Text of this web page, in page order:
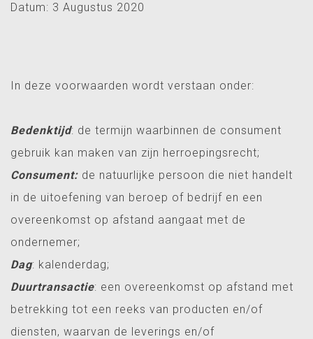
Datum: 3 Augustus 2020
In deze voorwaarden wordt verstaan onder:
Bedenktijd: de termijn waarbinnen de consument
gebruik kan maken van zijn herroepingsrecht;
Consument: de natuurlijke persoon die niet handelt
in de uitoefening van beroep of bedrijf en een
overeenkomst op afstand aangaat met de
ondernemer;
Dag: kalenderdag;
Duurtransactie: een overeenkomst op afstand met
betrekking tot een reeks van producten en/of
diensten, waarvan de leverings en/of